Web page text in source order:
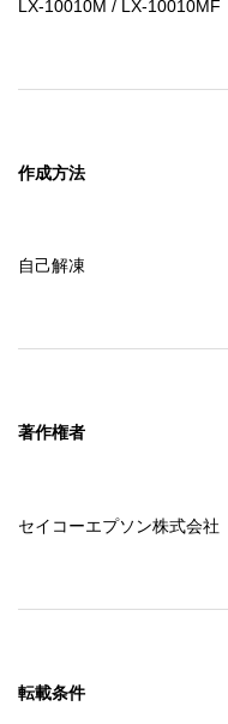
LX-10010M / LX-10010MF
作成方法
自己解凍
著作権者
セイコーエプソン株式会社
転載条件